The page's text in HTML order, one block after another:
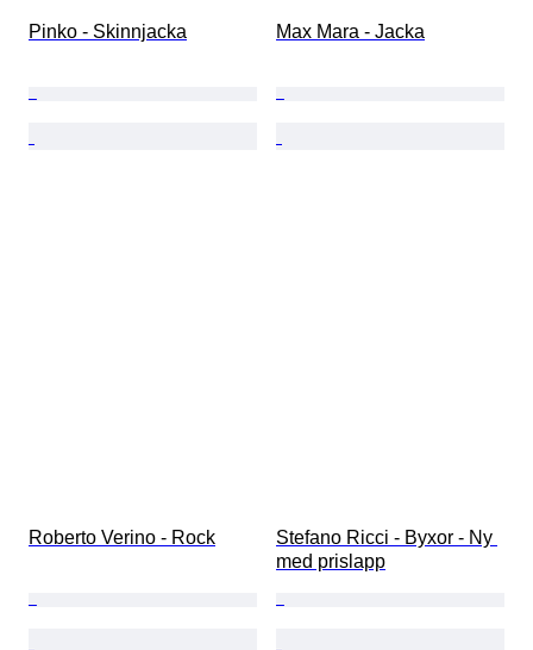
Pinko - Skinnjacka Max Mara - Jacka
Roberto Verino - Rock
Stefano Ricci - Byxor - Ny
med prislapp